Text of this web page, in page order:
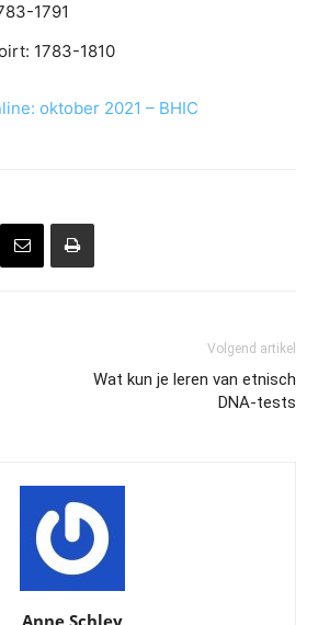
1791
1783-1810
oktober 2021 – BHIC
Volgend artikel
Wat kun je leren van etnisch
DNA-tests
Anne Schley